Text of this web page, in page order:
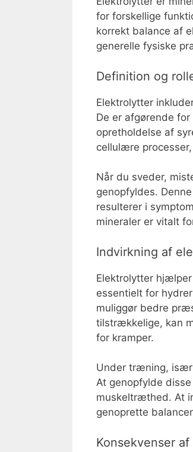
for forskellige
korrekt balance af
generelle fysiske
Definition og
Elektrolytter
De er afgørende
opretholdelse af
cellulære
Når du sveder,
genopfyldes.
resulterer i
mineraler er vitalt
Indvirkning af
Elektrolytter
essentielt for
muliggør bedre
tilstrækkelige, kan
for kramper.
Under træning, især
At genopfylde
muskeltræthed. At
genoprette
Konsekvenser